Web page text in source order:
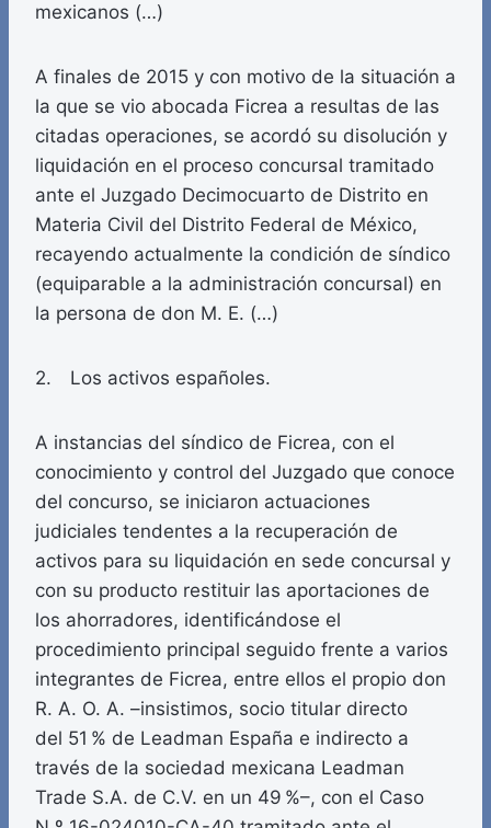
mexicanos (…)
A finales de 2015 y con motivo de la situación a
la que se vio abocada Ficrea a resultas de las
citadas operaciones, se acordó su disolución y
liquidación en el proceso concursal tramitado
ante el Juzgado Decimocuarto de Distrito en
Materia Civil del Distrito Federal de México,
recayendo actualmente la condición de síndico
(equiparable a la administración concursal) en
la persona de don M. E. (…)
2. Los activos españoles.
A instancias del síndico de Ficrea, con el
conocimiento y control del Juzgado que conoce
del concurso, se iniciaron actuaciones
judiciales tendentes a la recuperación de
activos para su liquidación en sede concursal y
con su producto restituir las aportaciones de
los ahorradores, identificándose el
procedimiento principal seguido frente a varios
integrantes de Ficrea, entre ellos el propio don
R. A. O. A. –insistimos, socio titular directo
del 51 % de Leadman España e indirecto a
través de la sociedad mexicana Leadman
Trade S.A. de C.V. en un 49 %–, con el Caso